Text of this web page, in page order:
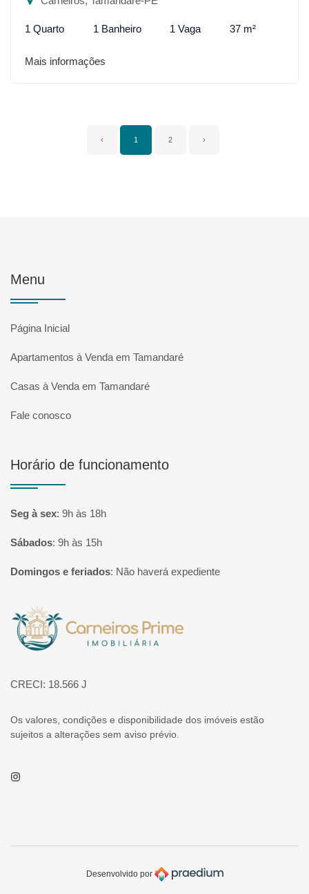
1 Quarto 1 Banheiro 1 Vaga 37 m²
Mais informações
‹ 1 2 ›
Menu
Página Inicial
Apartamentos à Venda em Tamandaré
Casas à Venda em Tamandaré
Fale conosco
Horário de funcionamento
Seg à sex: 9h às 18h
Sábados: 9h às 15h
Domingos e feriados: Não haverá expediente
Página inicial
CRECI: 18.566 J
Os valores, condições e disponibilidade dos imóveis estão
sujeitos a alterações sem aviso prévio.
Instagram
Desenvolvido por